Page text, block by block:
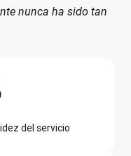
nunca ha sido tan
del servicio